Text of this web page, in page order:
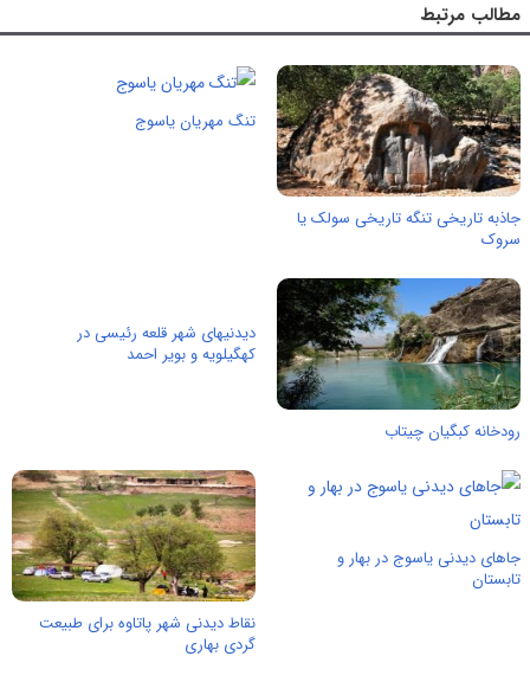
مطالب مرتبط
جاذبه تاریخی تنگه تاریخی سولک یا
سروک
تنگ مهریان یاسوج
رودخانه کبگیان چیتاب
دیدنیهای شهر قلعه رئیسی در
کهگیلویه و بویر احمد
جاهای دیدنی یاسوج در بهار و
تابستان
نقاط دیدنی شهر پاتاوه برای طبیعت
گردی بهاری